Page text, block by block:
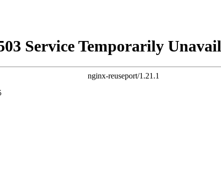
Service Temporarily
nginx-reuseport/1.21.1